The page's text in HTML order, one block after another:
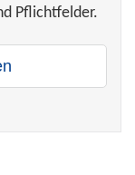
Pflichtfelder.